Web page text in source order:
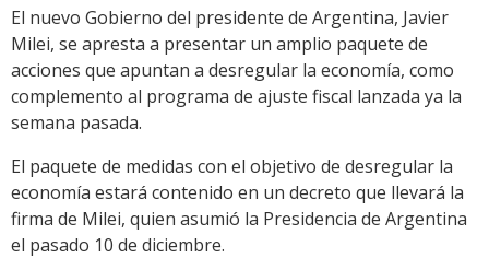
Link
El nuevo Gobierno del presidente de Argentina, Javier
Milei, se apresta a presentar un amplio paquete de
acciones que apuntan a desregular la economía, como
complemento al programa de ajuste fiscal lanzada ya la
semana pasada.
El paquete de medidas con el objetivo de desregular la
economía estará contenido en un decreto que llevará la
firma de Milei, quien asumió la Presidencia de Argentina
el pasado 10 de diciembre.